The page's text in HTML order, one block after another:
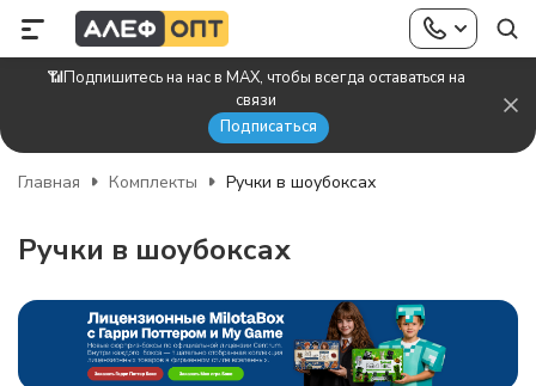
📶Подпишитесь на нас в MAX, чтобы всегда оставаться на
связи
Подписаться
Главная Комплекты Ручки в шоубоксах
Ручки в шоубоксах